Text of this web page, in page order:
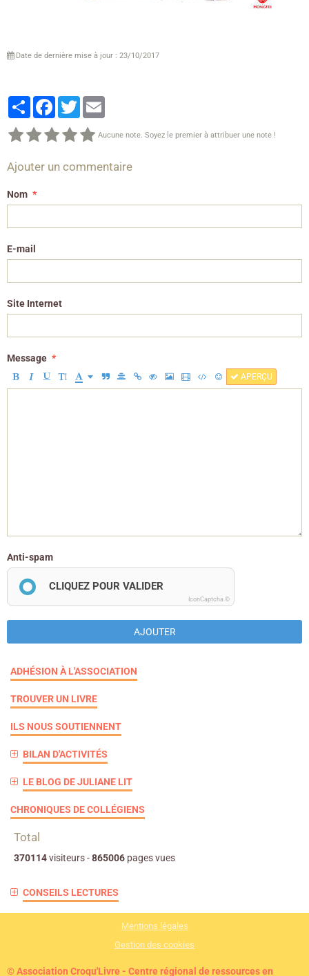
Date de dernière mise à jour : 23/10/2017
PartagerFacebook
Twitter
Aucune note. Soyez le premier à attribuer une note !
Ajouter un commentaire
Nom
E-mail
Site Internet
Message
APERÇU
Anti-spam
CLIQUEZ POUR VALIDER
IconCaptcha ©
AJOUTER
ADHÉSION À L'ASSOCIATION
TROUVER UN LIVRE
ILS NOUS SOUTIENNENT
BILAN D'ACTIVITÉS
LE BLOG DE JULIANE LIT
CHRONIQUES DE COLLÉGIENS
Total
370114visiteurs -865006 pages vues
CONSEILS LECTURES
Mentions légales
Gestion des cookies
© Association Croqu'Livre - Centre régional de ressources en